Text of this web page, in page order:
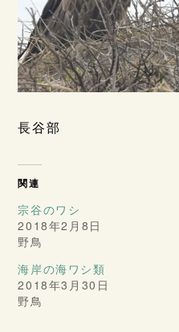
長谷部
関連
宗谷のワシ
2018年2月8日
野鳥
海岸の海ワシ類
2018年3月30日
野鳥